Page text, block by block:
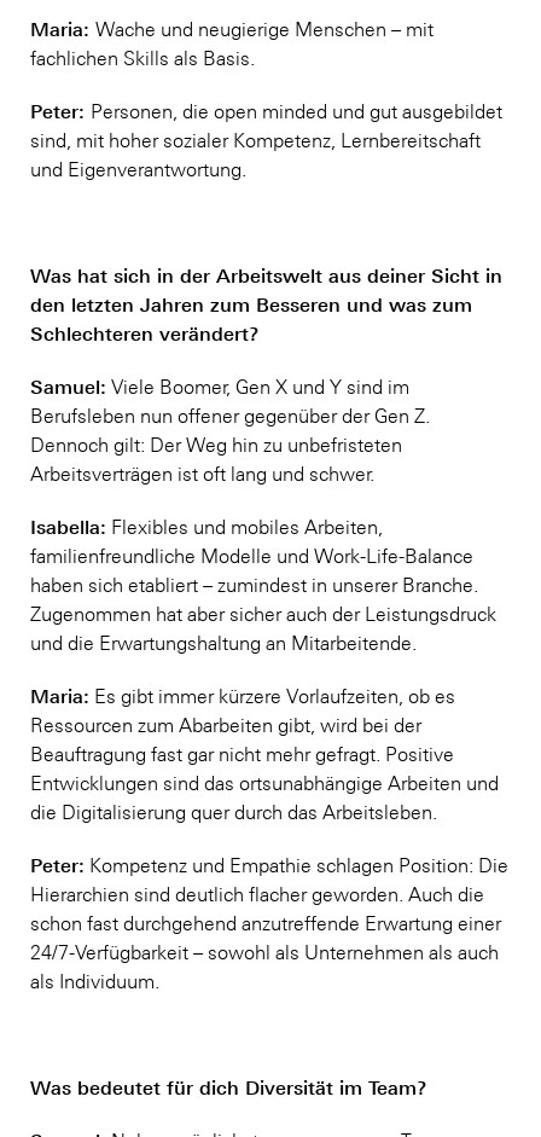
Maria: Wache und neugierige Menschen – mit
fachlichen Skills als Basis.
Peter: Personen, die open minded und gut ausgebildet
sind, mit hoher sozialer Kompetenz, Lernbereitschaft
und Eigenverantwortung.
Was hat sich in der Arbeitswelt aus deiner Sicht in
den letzten Jahren zum Besseren und was zum
Schlechteren verändert?
Samuel: Viele Boomer, Gen X und Y sind im
Berufsleben nun offener gegenüber der Gen Z.
Dennoch gilt: Der Weg hin zu unbefristeten
Arbeitsverträgen ist oft lang und schwer.
Isabella: Flexibles und mobiles Arbeiten,
familienfreundliche Modelle und Work-Life-Balance
haben sich etabliert – zumindest in unserer Branche.
Zugenommen hat aber sicher auch der Leistungsdruck
und die Erwartungshaltung an Mitarbeitende.
Maria: Es gibt immer kürzere Vorlaufzeiten, ob es
Ressourcen zum Abarbeiten gibt, wird bei der
Beauftragung fast gar nicht mehr gefragt. Positive
Entwicklungen sind das ortsunabhängige Arbeiten und
die Digitalisierung quer durch das Arbeitsleben.
Peter: Kompetenz und Empathie schlagen Position: Die
Hierarchien sind deutlich flacher geworden. Auch die
schon fast durchgehend anzutreffende Erwartung einer
24/7-Verfügbarkeit – sowohl als Unternehmen als auch
als Individuum.
Was bedeutet für dich Diversität im Team?